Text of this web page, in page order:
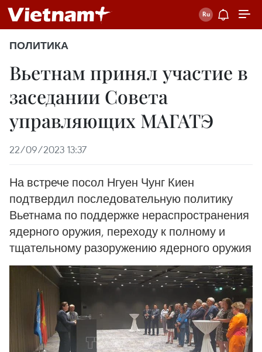
ПОЛИТИКА
Вьетнам принял участие в
заседании Совета
управляющих МАГАТЭ
22/09/2023 13:37
На встрече посол Нгуен Чунг Киен
подтвердил последовательную политику
Вьетнама по поддержке нераспространения
ядерного оружия, переходу к полному и
тщательному разоружению ядерного оружия